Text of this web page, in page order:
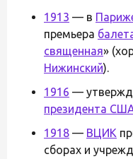
1913 — в
премьера
священная»
Нижинский).
1916 —
президента
1918 — ВЦИК
сборах и